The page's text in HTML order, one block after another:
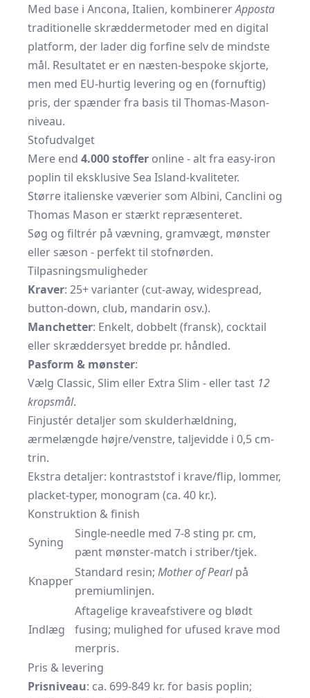
Med base i Ancona, Italien, kombinererApposta
traditionelle skræddermetoder med en digital
platform, der lader dig forfine selv de mindste
mål. Resultatet er en næsten-bespoke skjorte,
men med EU-hurtig levering og en (fornuftig)
pris, der spænder fra basis til Thomas-Mason-
niveau.
Stofudvalget
Mere end 4.000 stoffer online - alt fra easy-iron
poplin til eksklusive Sea Island-kvaliteter.
Større italienske væverier som Albini, Canclini og
Thomas Mason er stærkt repræsenteret.
Søg og filtrér på vævning, gramvægt, mønster
eller sæson - perfekt til stofnørden.
Tilpasningsmuligheder
Kraver: 25+ varianter (cut-away, widespread,
button-down, club, mandarin osv.).
Manchetter: Enkelt, dobbelt (fransk), cocktail
eller skræddersyet bredde pr. håndled.
Pasform & mønster:
Vælg Classic, Slim eller Extra Slim - eller tast 12
kropsmål.
Finjustér detaljer som skulderhældning,
ærmelængde højre/venstre, taljevidde i 0,5 cm-
trin.
Ekstra detaljer: kontraststof i krave/flip, lommer,
placket-typer, monogram (ca. 40 kr.).
Konstruktion & finish
Syning
Single-needle med 7-8 sting pr. cm,
pænt mønster-match i striber/tjek.
Knapper
Standard resin; Mother of Pearlpå
premiumlinjen.
Indlæg
Aftagelige kraveafstivere og blødt
fusing; mulighed for ufused krave mod
merpris.
Pris & levering
Prisniveau: ca. 699-849 kr. for basis poplin;